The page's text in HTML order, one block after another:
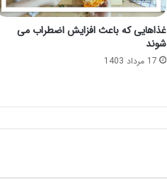
غذاهایی که باعث افزایش اضطراب می
شوند
17 مرداد 1403